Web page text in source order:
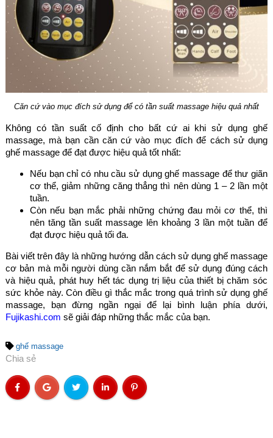
Căn cứ vào mục đích sử dụng để có tần suất massage hiệu quả nhất
Không có tần suất cố định cho bất cứ ai khi sử dụng ghế
massage, mà bạn cần căn cứ vào mục đích để cách sử dụng
ghế massage để đạt được hiệu quả tốt nhất:
Nếu bạn chỉ có nhu cầu sử dụng ghế massage để thư giãn
cơ thể, giảm những căng thẳng thì nên dùng 1 – 2 lần một
tuần.
Còn nếu bạn mắc phải những chứng đau mỏi cơ thể, thì
nên tăng tần suất massage lên khoảng 3 lần một tuần để
đạt được hiệu quả tối đa.
Bài viết trên đây là những hướng dẫn cách sử dụng ghế massage
cơ bản mà mỗi người dùng cần nắm bắt để sử dụng đúng cách
và hiệu quả, phát huy hết tác dụng trị liệu của thiết bị chăm sóc
sức khỏe này. Còn điều gì thắc mắc trong quá trình sử dụng ghế
massage, bạn đừng ngần ngại để lại bình luận phía dưới,
Fujikashi.com sẽ giải đáp những thắc mắc của bạn.
ghế massage
Chia sẻ